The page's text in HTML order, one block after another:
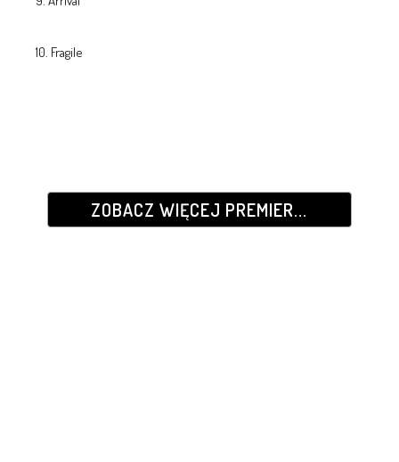
Fragile
ZOBACZ WIĘCEJ PREMIER...